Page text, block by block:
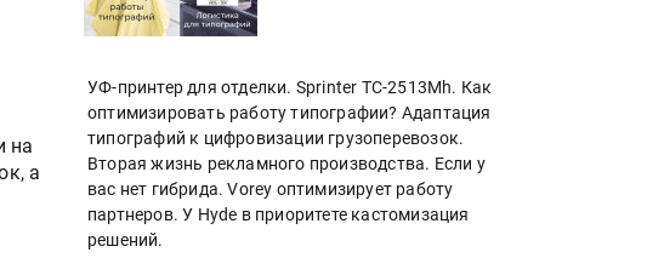
на
а
УФ-принтер для отделки. Sprinter ТС-2513Mh. Как
оптимизировать работу типографии? Адаптация
типографий к цифровизации грузоперевозок.
Вторая жизнь рекламного производства. Если у
вас нет гибрида. Vorey оптимизирует работу
партнеров. У Hyde в приоритете кастомизация
решений.